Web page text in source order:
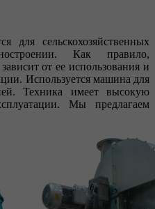
для сельскохозяйственных
Как правило,
от ее использования и
Используется машина для
Техника имеет высокую
Мы предлагаем